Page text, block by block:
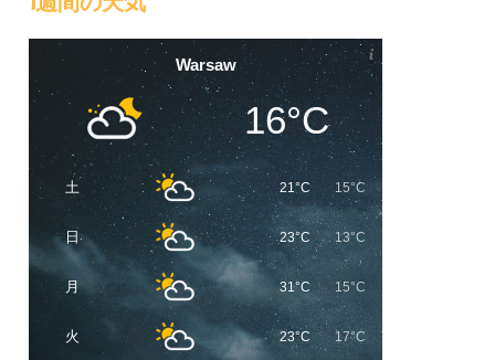
Warsaw
16°C
土 21°C 15°C
日 23°C 13°C
月 31°C 15°C
火 23°C 17°C